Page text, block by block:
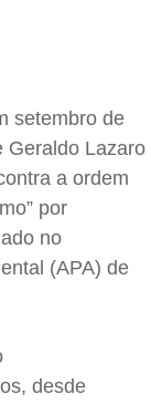
setembro de
Geraldo Lazaro
a ordem
por
no
(APA) de
desde